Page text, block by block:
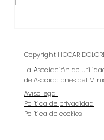
Copyright HOGAR
La Asociación de
de Asociaciones del
Aviso legal
Política de privacidad
Política de cookies